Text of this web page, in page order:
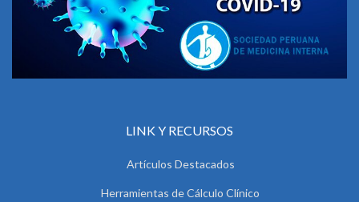
LINK Y RECURSOS
Artículos Destacados
Herramientas de Cálculo Clínico